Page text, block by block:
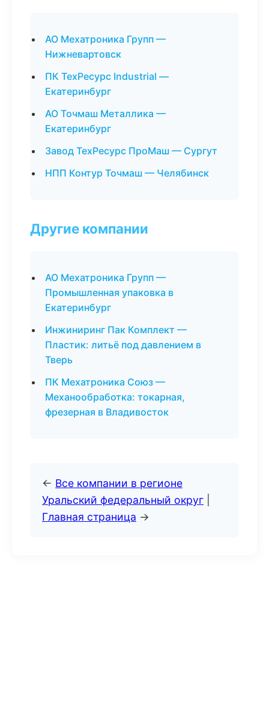
АО Мехатроника Групп —
Нижневартовск
ПК ТехРесурс Industrial —
Екатеринбург
АО Точмаш Металлика —
Екатеринбург
Завод ТехРесурс ПроМаш — Сургут
НПП Контур Точмаш — Челябинск
Другие компании
АО Мехатроника Групп —
Промышленная упаковка в
Екатеринбург
Инжиниринг Пак Комплект —
Пластик: литьё под давлением в
Тверь
ПК Мехатроника Союз —
Механообработка: токарная,
фрезерная в Владивосток
← Все компании в регионе
Уральский федеральный округ
Главная страница →